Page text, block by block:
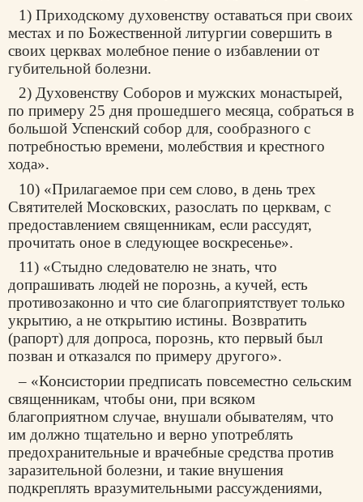
1) Приходскому духовенству оставаться при своих
местах и по Божественной литургии совершить в
своих церквах молебное пение о избавлении от
губительной болезни.
2) Духовенству Соборов и мужских монастырей,
по примеру 25 дня прошедшего месяца, собраться в
большой Успенский собор для, сообразного с
потребностью времени, молебствия и крестного
хода».
10) «Прилагаемое при сем слово, в день трех
Святителей Московских, разослать по церквам, с
предоставлением священникам, если рассудят,
прочитать оное в следующее воскресенье».
11) «Стыдно следователю не знать, что
допрашивать людей не порознь, а кучей, есть
противозаконно и что сие благоприятствует только
укрытию, а не открытию истины. Возвратить
(рапорт) для допроса, порознь, кто первый был
позван и отказался по примеру другого».
– «Консистории предписать повсеместно сельским
священникам, чтобы они, при всяком
благоприятном случае, внушали обывателям, что
им должно тщательно и верно употреблять
предохранительные и врачебные средства против
заразительной болезни, и такие внушения
подкреплять вразумительными рассуждениями,